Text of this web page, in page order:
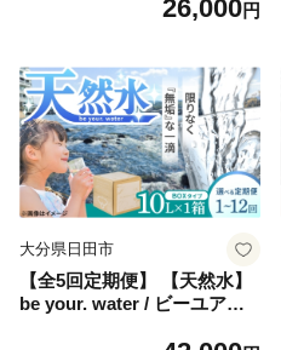
みず 備蓄 防災 天然水 日田
26,000円
大分県日田市
【全5回定期便】 【天然水】
be your. water / ビーユアウ